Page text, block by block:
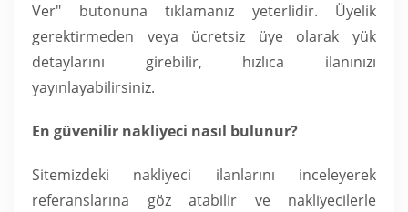
Ver" butonuna tıklamanız yeterlidir. Üyelik
gerektirmeden veya ücretsiz üye olarak yük
detaylarını girebilir, hızlıca ilanınızı
yayınlayabilirsiniz.
En güvenilir nakliyeci nasıl bulunur?
Sitemizdeki nakliyeci ilanlarını inceleyerek
referanslarına göz atabilir ve nakliyecilerle